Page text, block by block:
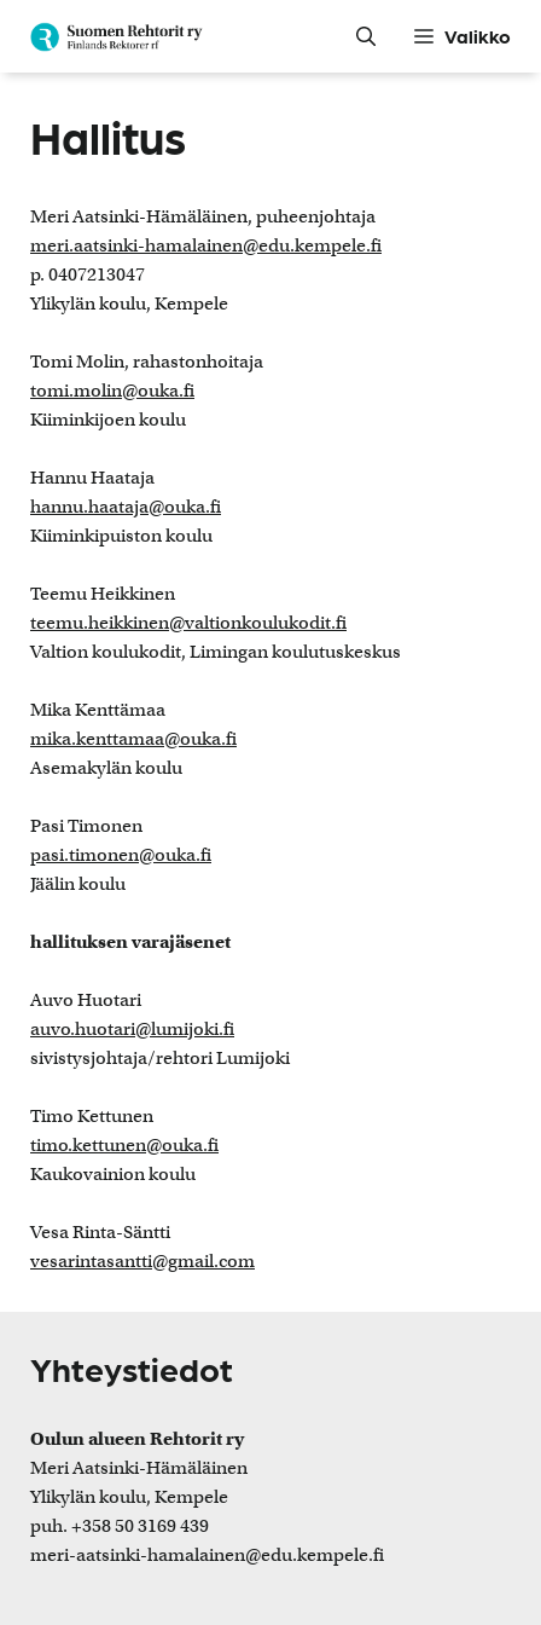
sisältöön
Valikko
Hallitus
Meri Aatsinki-Hämäläinen, puheenjohtaja
meri.aatsinki-hamalainen@edu.kempele.fi
p. 0407213047
Ylikylän koulu, Kempele
Tomi Molin, rahastonhoitaja
tomi.molin@ouka.fi
Kiiminkijoen koulu
Hannu Haataja
hannu.haataja@ouka.fi
Kiiminkipuiston koulu
Teemu Heikkinen
teemu.heikkinen@valtionkoulukodit.fi
Valtion koulukodit, Limingan koulutuskeskus
Mika Kenttämaa
mika.kenttamaa@ouka.fi
Asemakylän koulu
Pasi Timonen
pasi.timonen@ouka.fi
Jäälin koulu
hallituksen varajäsenet
Auvo Huotari
auvo.huotari@lumijoki.fi
sivistysjohtaja/rehtori Lumijoki
Timo Kettunen
timo.kettunen@ouka.fi
Kaukovainion koulu
Vesa Rinta-Säntti
vesarintasantti@gmail.com
Yhteystiedot
Oulun alueen Rehtorit ry
Meri Aatsinki-Hämäläinen
Ylikylän koulu, Kempele
puh. +358 50 3169 439
meri-aatsinki-hamalainen@edu.kempele.fi